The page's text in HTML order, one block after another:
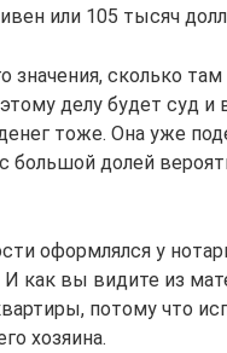
или 105 тысяч
значения, сколько
делу будет суд
тоже. Она уже
большой долей
оформлялся у
как вы видите из
потому что
хозяина.